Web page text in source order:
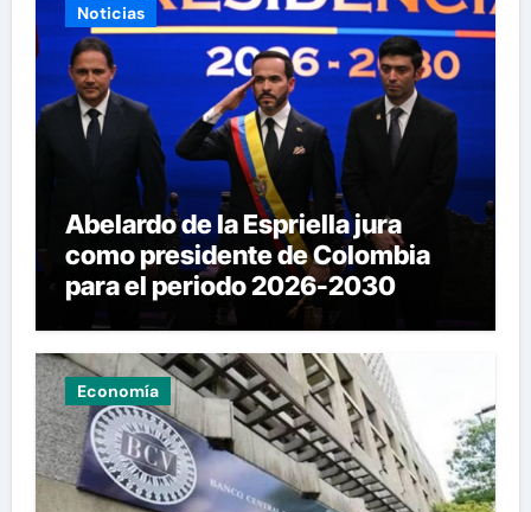
Noticias
Abelardo de la Espriella jura
como presidente de Colombia
para el periodo 2026-2030
Economía